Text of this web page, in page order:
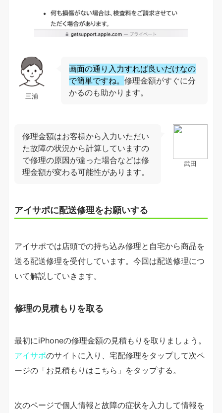
三浦
画面の通り入力すれば良いだけなの
で簡単ですね。 修理金額がすぐに分
かるのも助かります。
武田
修理金額はお客様から入力いただい
た故障の状況から計算していますの
で修理の原因が違った場合などは修
理金額が変わる可能性があります。
アイサポに配送修理をお願いする
アイサポでは店頭での持ち込み修理と自宅から商品を
送る配送修理を受付しています。今回は配送修理につ
いて解説していきます。
修理の見積もりを取る
最初にiPhoneの修理金額の見積もりを取りましょう。
アイサポのサイトに入り、宅配修理をタップして次ペ
ージの「お見積もりはこちら」をタップする。
次のページで個人情報と故障の症状を入力して情報を